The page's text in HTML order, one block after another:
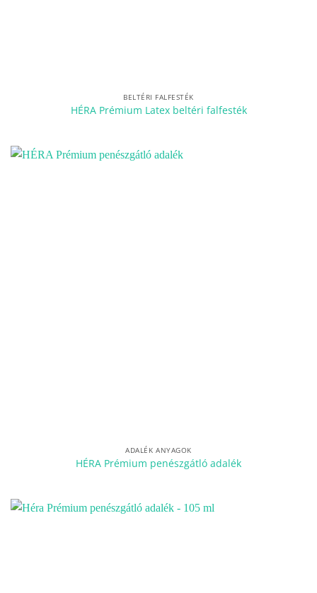
BELTÉRI FALFESTÉK
HÉRA Prémium Latex beltéri falfesték
ADALÉK ANYAGOK
HÉRA Prémium penészgátló adalék